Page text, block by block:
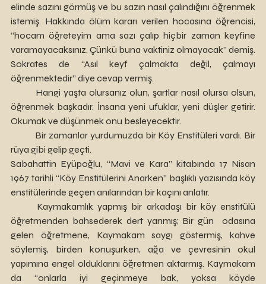
elinde sazını görmüş ve bu sazın nasıl çalındığını öğrenmek
istemiş. Hakkında ölüm kararı verilen hocasına öğrencisi,
“hocam öğreteyim ama sazı çalıp hiçbir zaman keyfine
varamayacaksınız. Çünkü buna vaktiniz olmayacak” demiş.
Sokrates de “Asıl keyf çalmakta değil, çalmayı
öğrenmektedir” diye cevap vermiş.
öğrenmek başkadır. İnsana yeni ufuklar, yeni düşler getirir.
Okumak ve düşünmek onu besleyecektir.
rüya gibi gelip geçti.
Sabahattin Eyüpoğlu, “Mavi ve Kara” kitabında 17 Nisan
1967 tarihli “Köy Enstitülerini Anarken” başlıklı yazısında köy
enstitülerinde geçen anılarından bir kaçını anlatır.
öğretmenden bahsederek dert yanmış; Bir gün  odasına
gelen öğretmene, Kaymakam saygı göstermiş, kahve
söylemiş, birden konuşurken, ağa ve çevresinin okul
yapımına engel olduklarını öğretmen aktarmış. Kaymakam
da “onlarla iyi geçinmeye bak, yoksa köyde